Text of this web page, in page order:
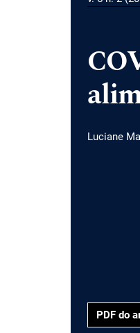
Luciane
PDF do